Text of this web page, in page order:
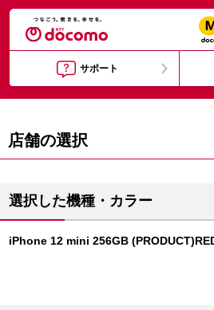
サポート
店舗の選択
選択した機種・カラー
iPhone 12 mini 256GB